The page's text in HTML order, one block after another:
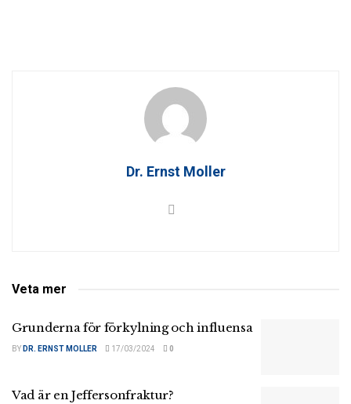
Dr. Ernst Moller
Veta mer
Grunderna för förkylning och influensa
BY DR. ERNST MOLLER 17/03/2024 0
Vad är en Jeffersonfraktur?